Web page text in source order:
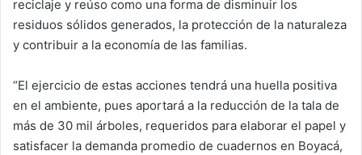
reciclaje y reúso como una forma de disminuir los
residuos sólidos generados, la protección de la naturaleza
y contribuir a la economía de las familias.
“El ejercicio de estas acciones tendrá una huella positiva
en el ambiente, pues aportará a la reducción de la tala de
más de 30 mil árboles, requeridos para elaborar el papel y
satisfacer la demanda promedio de cuadernos en Boyacá,